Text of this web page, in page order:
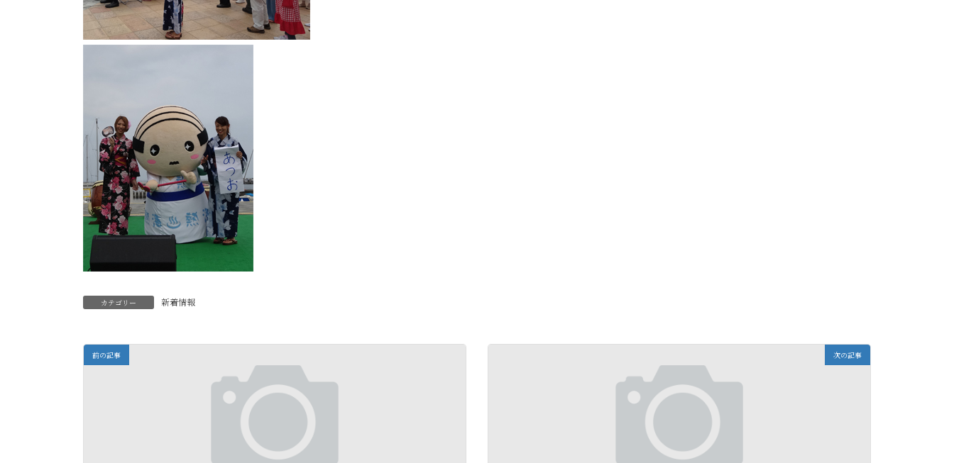
カテゴリー 新着情報
前の記事 次の記事